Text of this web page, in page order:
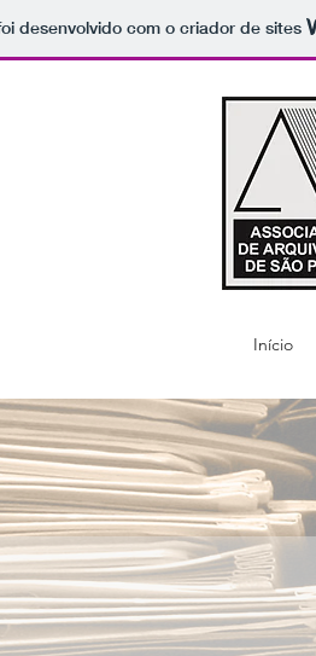
desenvolvido com o criador de sites
Início